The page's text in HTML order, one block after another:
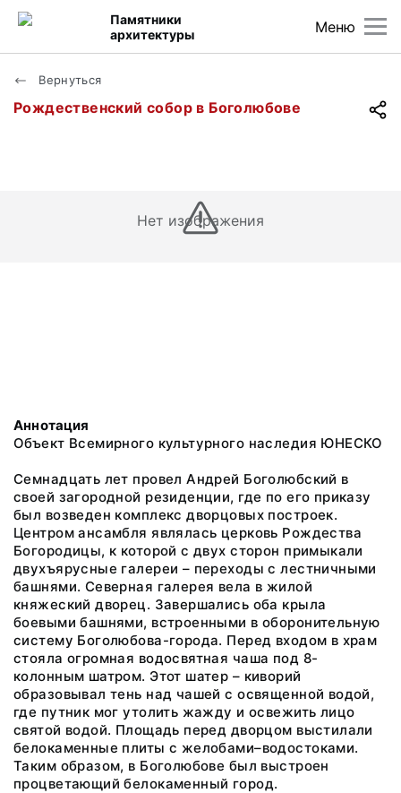
Меню
Памятники
архитектуры
Вернуться
Рождественский собор в Боголюбове
Нет изображения
Аннотация
Объект Всемирного культурного наследия ЮНЕСКО
Семнадцать лет провел Андрей Боголюбский в
своей загородной резиденции, где по его приказу
был возведен комплекс дворцовых построек.
Центром ансамбля являлась церковь Рождества
Богородицы, к которой с двух сторон примыкали
двухъярусные галереи – переходы с лестничными
башнями. Северная галерея вела в жилой
княжеский дворец. Завершались оба крыла
боевыми башнями, встроенными в оборонительную
систему Боголюбова-города. Перед входом в храм
стояла огромная водосвятная чаша под 8-
колонным шатром. Этот шатер – киворий
образовывал тень над чашей с освященной водой,
где путник мог утолить жажду и освежить лицо
святой водой. Площадь перед дворцом выстилали
белокаменные плиты с желобами–водостоками.
Таким образом, в Боголюбове был выстроен
процветающий белокаменный город.